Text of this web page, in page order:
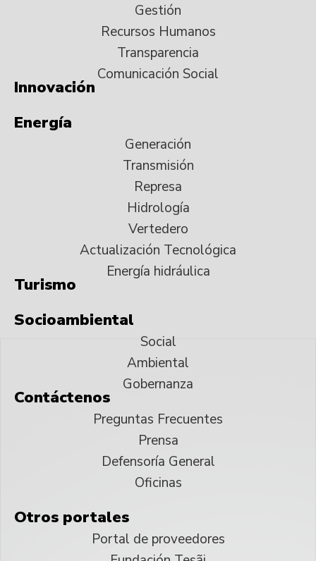
Gestión
Recursos Humanos
Transparencia
Comunicación Social
Innovación
Energía
Generación
Transmisión
Represa
Hidrología
Vertedero
Actualización Tecnológica
Energía hidráulica
Turismo
Socioambiental
Social
Ambiental
Gobernanza
Contáctenos
Preguntas Frecuentes
Prensa
Defensoría General
Oficinas
Otros portales
Portal de proveedores